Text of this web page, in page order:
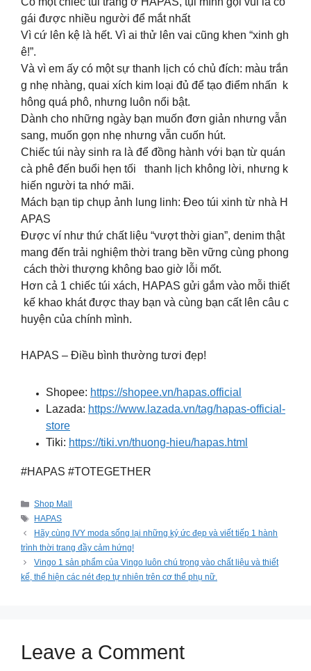
gái được nhiều người để mắt nhất
Vì cứ lên kệ là hết. Vì ai thử lên vai cũng khen “xinh gh
ê!”.
Và vì em ấy có một sự thanh lịch có chủ đích: màu trắn
g nhẹ nhàng, quai xích kim loại đủ để tạo điểm nhấn k
hông quá phô, nhưng luôn nổi bật.
Dành cho những ngày bạn muốn đơn giản nhưng vẫn
sang, muốn gọn nhẹ nhưng vẫn cuốn hút.
Chiếc túi này sinh ra là để đồng hành với bạn từ quán
cà phê đến buổi hẹn tối thanh lịch không lời, nhưng k
hiến người ta nhớ mãi.
Mách bạn tip chụp ảnh lung linh: Đeo túi xinh từ nhà H
APAS
Được ví như thứ chất liệu “vượt thời gian”, denim thật
mang đến trải nghiệm thời trang bền vững cùng phong
cách thời thượng không bao giờ lỗi mốt.
Hơn cả 1 chiếc túi xách, HAPAS gửi gắm vào mỗi thiết
kế khao khát được thay bạn và cùng bạn cất lên câu c
huyện của chính mình.
HAPAS – Điều bình thường tươi đẹp!
Shopee: https://shopee.vn/hapas.official
Lazada: https://www.lazada.vn/tag/hapas-official-
store
Tiki: https://tiki.vn/thuong-hieu/hapas.html
#HAPAS #TOTEGETHER
Categories
Shop Mall
Tags
HAPAS
Hãy cùng IVY moda sống lại những ký ức đẹp và viết tiếp 1 hành
trình thời trang đầy cảm hứng!
Vingo 1 sản phẩm của Vingo luôn chú trọng vào chất liệu và thiết
kế, thể hiện các nét đẹp tự nhiên trên cơ thể phụ nữ.
Leave a Comment